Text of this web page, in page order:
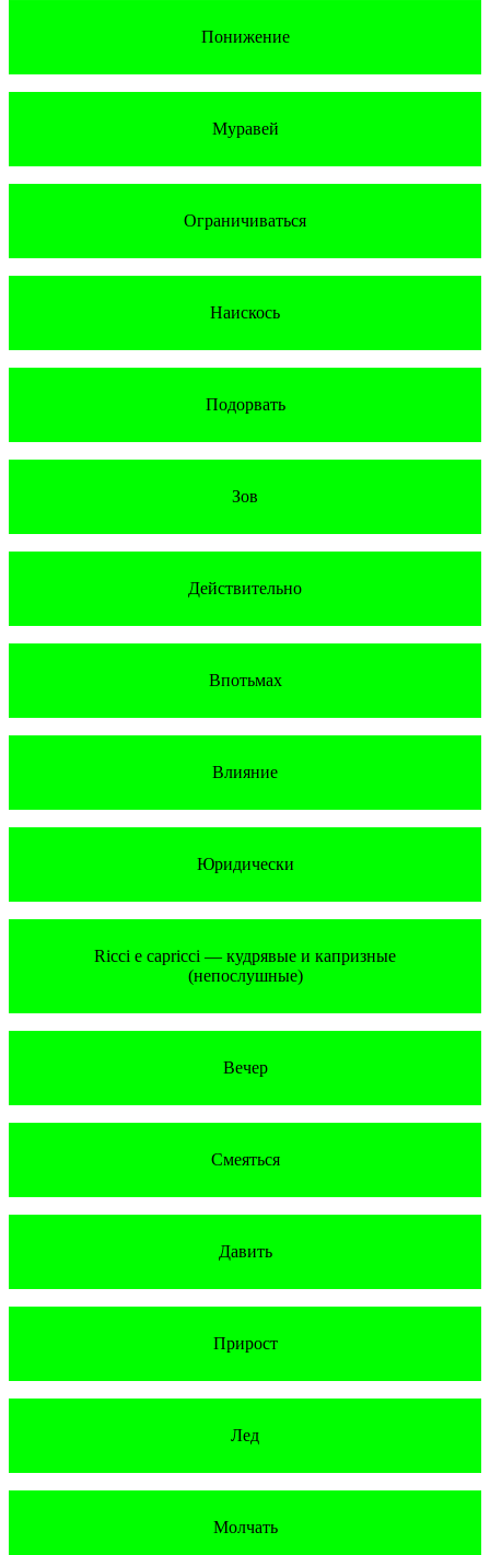
Понижение
Муравей
Ограничиваться
Наискось
Подорвать
Зов
Действительно
Впотьмах
Влияние
Юридически
Ricci e capricci — кудрявые и капризные
(непослушные)
Вечер
Смеяться
Давить
Прирост
Лед
Молчать